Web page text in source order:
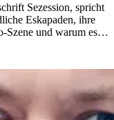
Sezession, spricht
Eskapaden, ihre
Szene und warum es